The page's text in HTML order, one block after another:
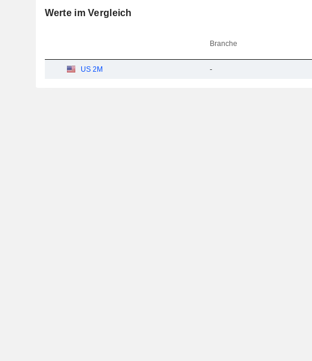
Werte im Vergleich
Branche
US 2M -